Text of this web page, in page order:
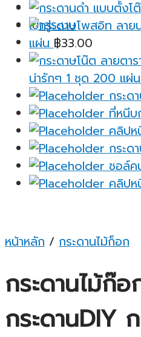
เข้าสู่ระบบ
แผ่น ฿33.00
น่ารักๆ 1 ชุด 200 แผ่
กระด
ที่หนีบ
คลิปห
กระด
ชอล์ค
คลิปห
หน้าหลัก / กระดานไม้ก็อก
กระดานไม้ก๊
กระดานDIY